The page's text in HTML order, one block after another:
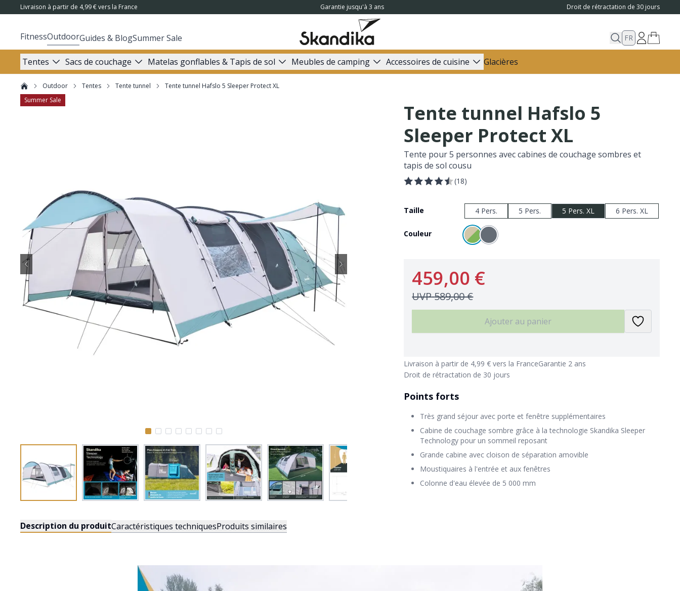
Livraison à partir de 4,99 € vers la France Garantie jusqu'à 3 ans Droit de rétractation de 30 jours
FitnessOutdoorGuides & BlogSummer Sale FR
Tentes Sacs de couchage Matelas gonflables & Tapis de sol Meubles de camping Accessoires de cuisine Glacières
Outdoor Tentes Tente tunnel
Tente tunnel Hafslo 5 Sleeper Protect XL
Summer Sale
Tente tunnel Hafslo 5
Sleeper Protect XL
Tente pour 5 personnes avec cabines de couchage sombres et
tapis de sol cousu
(18)
Taille 4 Pers. 5 Pers. 5 Pers. XL 6 Pers. XL
Couleur
459,00 €
UVP589,00 €
Ajouter au panier
Livraison à partir de 4,99 € vers la FranceGarantie 2 ans
Droit de rétractation de 30 jours
Points forts
Très grand séjour avec porte et fenêtre supplémentaires
Cabine de couchage sombre grâce à la technologie Skandika Sleeper
Technology pour un sommeil reposant
Grande cabine avec cloison de séparation amovible
Moustiquaires à l'entrée et aux fenêtres
Colonne d'eau élevée de 5 000 mm
Description du produitCaractéristiques techniquesProduits similaires